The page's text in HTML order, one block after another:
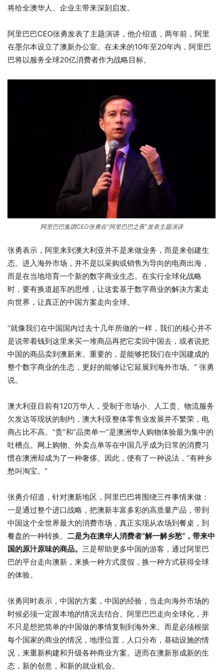
将给全澳华人、企业主带来深刻启发。
阿里巴巴CEO张勇发表了主题演讲，他介绍道，两年前，阿里
在墨尔本设立了澳新办公室。在未来的10年至20年内，阿里巴
巴将以服务全球20亿消费者作为战略目标。
阿里巴巴集团CEO张勇在“阿里巴巴之夜”发表主题演讲
张勇表示，阿里来到澳大利亚并不是来做业务，而是来创建生
态。进入海外市场，并不是以采购或销售为导向的电商出海，
而是在当地培育一个新的数字商业生态。在实行全球化战略
时，要有换道超车的思维，让这套基于数字商业的解决方案走
向世界，让真正的中国方案走向全球。
“就像我们在中国国内过去十几年所做的一样，我们的核心并不
是说带着钱到这里来买一堆商品再把它卖回中国去，或者说把
中国的商品卖到澳新来。重要的，是能够把我们在中国建成的
整个数字商业的生态，更好的能够让它延展到海外市场。” 张勇
说。
澳大利亚目前有120万华人，受制于市场小、人工贵、物流服务
欠发达等现状的制约，澳大利亚整体零售业发展并不繁荣，电
商占比不高。“贵”和“品类单一”是澳洲华人购物体验最为集中的
吐槽点。网上购物、外卖点单等在中国几乎成为日常的消费习
惯在澳洲却成为了一种奢侈。因此，便有了一种说法，“有种乡
愁叫淘宝。”
张勇介绍道，针对澳新地区，阿里巴巴将围绕三件事情来做：
一是通过整个进口战略，把澳新丰富多彩的高质量产品，带到
中国这个全世界最大的消费市场，真正实现从农场到餐桌，到
餐盘的一种转换。 二是为在澳华人消费者“解一解乡愁”，带来中
国的原汁原味的商品。 三是帮助更多中国的游客，通过阿里巴
巴的平台走向澳新，来换一种方式度假，换一种方式获得全球
的体验。
张勇同时表示，中国的方案，中国的经验，当走向海外市场的
时候必须一定跟本地的情况去结合。阿里巴巴走向全球化，并
不只是想把简单的中国做的事情复制到海外来。而是必须根据
每个国家的商业的情况，地理位置，人口分布，基础设施的情
况，来重新构建和升级各种商业方案。进而在澳新形成新的生
态，新的创意，和新的就业机会。